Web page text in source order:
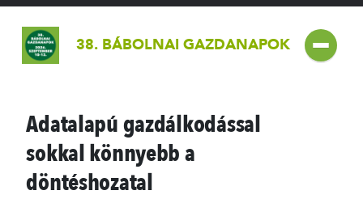
38. BÁBOLNAI GAZDANAPOK
Adatalapú gazdálkodással
sokkal könnyebb a
döntéshozatal